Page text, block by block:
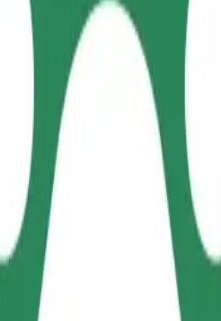
Face Club დან Szpital
Miejski მდე გადაადგილების
შენს ხელთაა!
ყოველდღიური საშუალო
დრო